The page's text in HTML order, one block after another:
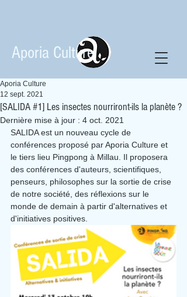
Aporia Culture
[SALIDA #1] Les insectes nourriront-ils la planète ?
Aporia Culture
12 sept. 2021
Dernière mise à jour : 4 oct. 2021
SALIDA est un nouveau cycle de
conférences proposé par Aporia Culture et
le tiers lieu Pingpong à Millau. Il proposera
des conférences d'auteurs, scientifiques,
penseurs, philosophes sur la sortie de crise
de notre société, des réflexions sur le
monde de demain à partir d'alternatives et
d'initiatives positives.